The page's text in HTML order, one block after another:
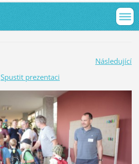
Následující
Spustit prezentaci